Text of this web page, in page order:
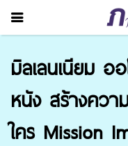
มิลเลนเนียม อ
หนัง สร้างควา
ใคร Mission